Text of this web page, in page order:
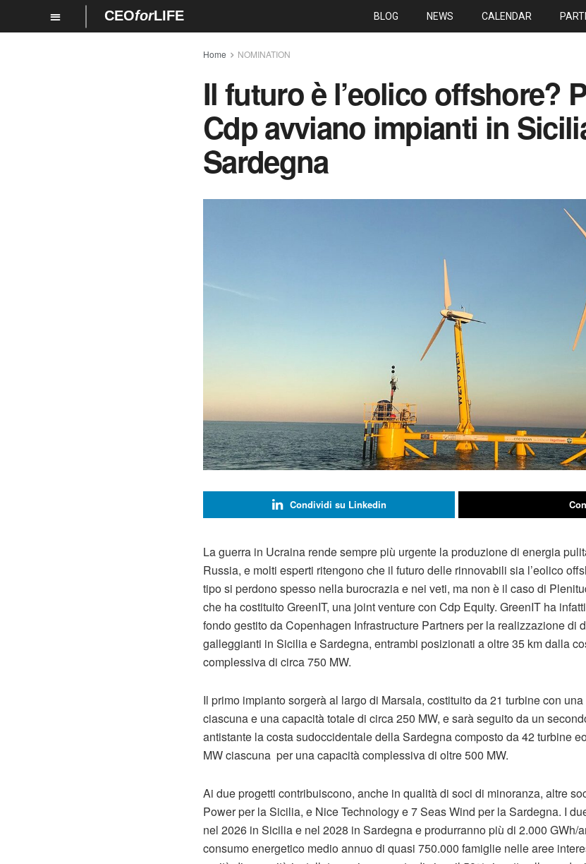
CEOforLIFE BLOG NEWS CALENDAR
Home NOMINATION
Il futuro è l’eolico offshore?
Cdp avviano impianti in
Sardegna
Condividi su Linkedin
La guerra in Ucraina rende sempre più urgente la produzione di energia
Russia, e molti esperti ritengono che il futuro delle rinnovabili sia l’eolico
tipo si perdono spesso nella burocrazia e nei veti, ma non è il caso di
che ha costituito GreenIT, una joint venture con Cdp Equity. GreenIT ha
fondo gestito da Copenhagen Infrastructure Partners per la realizzazione di
galleggianti in Sicilia e Sardegna, entrambi posizionati a oltre 35 km dalla
complessiva di circa 750 MW.
Il primo impianto sorgerà al largo di Marsala, costituito da 21 turbine con
ciascuna e una capacità totale di circa 250 MW, e sarà seguito da un
antistante la costa sudoccidentale della Sardegna composto da 42 turbine
MW ciascuna per una capacità complessiva di oltre 500 MW.
Ai due progetti contribuiscono, anche in qualità di soci di minoranza, altre
Power per la Sicilia, e Nice Technology e 7 Seas Wind per la Sardegna. I
nel 2026 in Sicilia e nel 2028 in Sardegna e produrranno più di 2.000 GWh/
consumo energetico medio annuo di quasi 750.000 famiglie nelle aree